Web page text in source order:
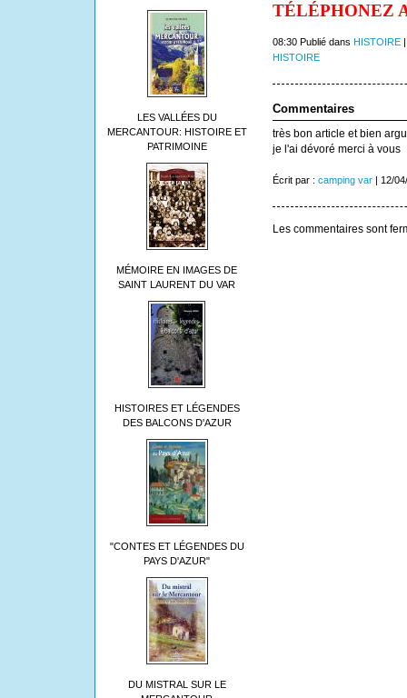
LES VALLÉES DU
MERCANTOUR: HISTOIRE ET
PATRIMOINE
MÉMOIRE EN IMAGES DE
SAINT LAURENT DU VAR
HISTOIRES ET LÉGENDES
DES BALCONS D'AZUR
"CONTES ET LÉGENDES DU
PAYS D'AZUR"
DU MISTRAL SUR LE
TÉLÉPHONEZ
08:30 Publié dans HISTOIRE
HISTOIRE
Commentaires
très bon article et bien
je l'ai dévoré merci à vous
Écrit par : camping var| 12/
Les commentaires sont